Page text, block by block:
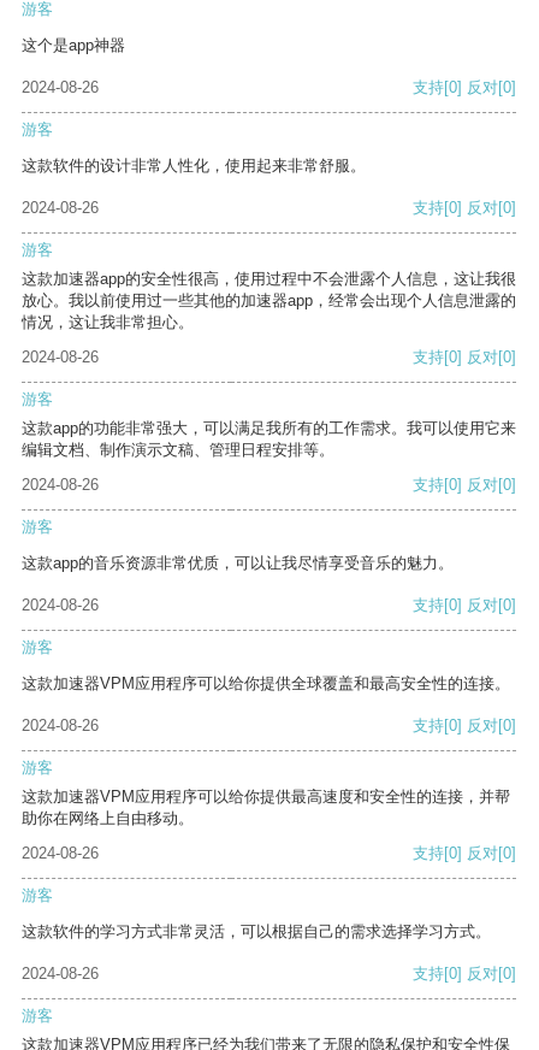
游客
这个是app神器
2024-08-26 支持[0] 反对[0]
游客
这款软件的设计非常人性化，使用起来非常舒服。
2024-08-26 支持[0] 反对[0]
游客
这款加速器app的安全性很高，使用过程中不会泄露个人信息，这让我很
放心。我以前使用过一些其他的加速器app，经常会出现个人信息泄露的
情况，这让我非常担心。
2024-08-26
支持[0] 反对[0]
游客
这款app的功能非常强大，可以满足我所有的工作需求。我可以使用它来
编辑文档、制作演示文稿、管理日程安排等。
2024-08-26
支持[0] 反对[0]
游客
这款app的音乐资源非常优质，可以让我尽情享受音乐的魅力。
2024-08-26 支持[0] 反对[0]
游客
这款加速器VPM应用程序可以给你提供全球覆盖和最高安全性的连接。
2024-08-26 支持[0] 反对[0]
游客
这款加速器VPM应用程序可以给你提供最高速度和安全性的连接，并帮
助你在网络上自由移动。
2024-08-26
支持[0] 反对[0]
游客
这款软件的学习方式非常灵活，可以根据自己的需求选择学习方式。
2024-08-26 支持[0] 反对[0]
游客
这款加速器VPM应用程序已经为我们带来了无限的隐私保护和安全性保